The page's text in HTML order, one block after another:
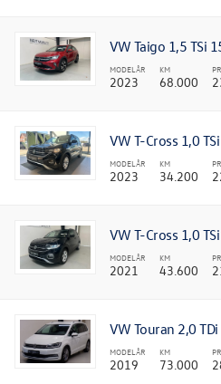
VW Taigo 1,5 TSi
MODELÅR
2023
KM
68.000
VW T-Cross 1,0
MODELÅR
2023
KM
34.200
VW T-Cross 1,0
MODELÅR
2021
KM
43.600
VW Touran 2,0
MODELÅR
2019
KM
73.000